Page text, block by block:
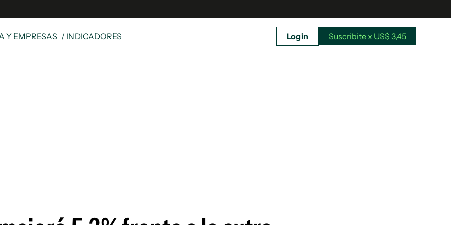
Y EMPRESAS / INDICADORES Login Suscribite x US$ 3,45